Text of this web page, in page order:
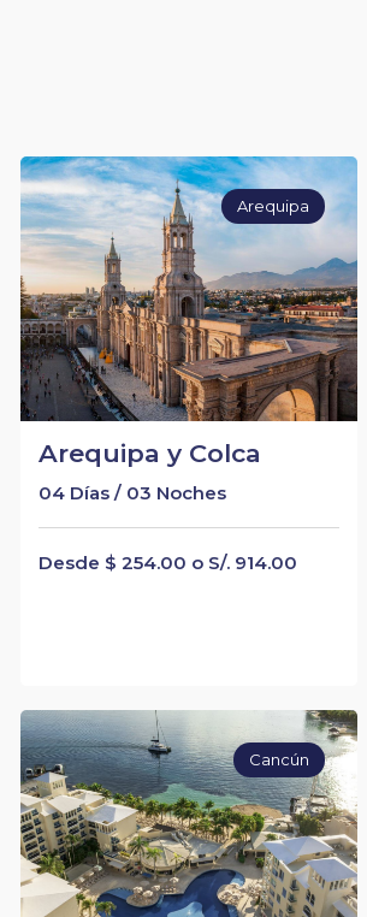
Arequipa y Colca
04 Días / 03 Noches
Desde $ 254.00 o S/. 914.00
Arequipa
Cancún